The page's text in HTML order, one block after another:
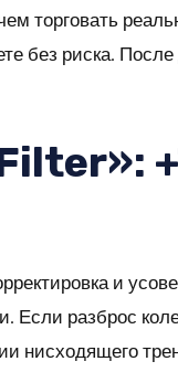
торговать
без риска.
и
Если разброс
нисходящего